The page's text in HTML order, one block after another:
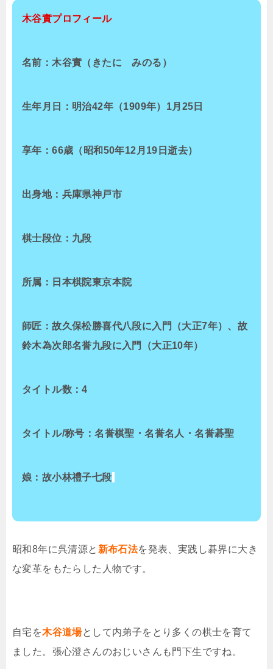
木谷實プロフィール
名前：木谷實 （きたに みのる）
生年月日：明治42年（1909年）1月25日
享年：66歳（昭和50年12月19日逝去）
出身地：兵庫県神戸市
棋士段位：九段
所属：日本棋院東京本院
師匠：故久保松勝喜代八段に入門（大正7年）、故
鈴木為次郎名誉九段に入門（大正10年）
タイトル数：4
タイトル/称号：名誉棋聖・名誉名人・名誉碁聖
娘： 故小林禮子七段
昭和8年に呉清源と 新布石法を発表、実践し碁界に大き
な変革をもたらした人物です。
自宅を木谷道場として内弟子をとり多くの棋士を育て
ました。張心澄さんのおじいさんも門下生ですね。